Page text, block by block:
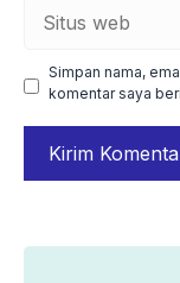
web
Simpan nama,
komentar saya